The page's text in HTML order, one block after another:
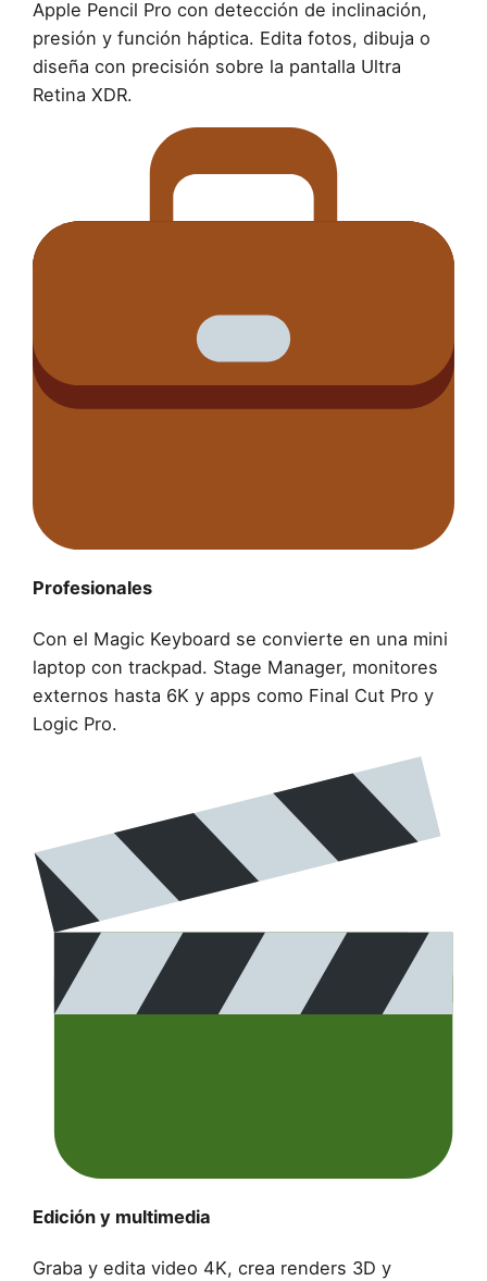
Apple Pencil Pro con detección de inclinación,
presión y función háptica. Edita fotos, dibuja o
diseña con precisión sobre la pantalla Ultra
Retina XDR.
Profesionales
Con el Magic Keyboard se convierte en una mini
laptop con trackpad. Stage Manager, monitores
externos hasta 6K y apps como Final Cut Pro y
Logic Pro.
Edición y multimedia
Graba y edita video 4K, crea renders 3D y